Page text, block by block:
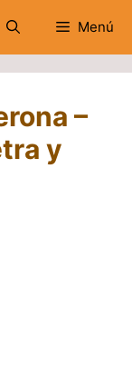
Menú
–
y